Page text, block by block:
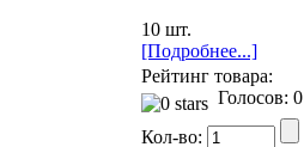
10 шт.
[Подробнее...]
Рейтинг товара:
Голосов: 0
Кол-во: